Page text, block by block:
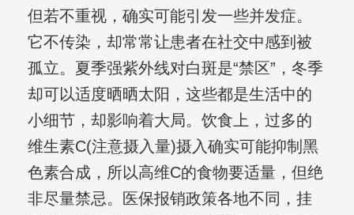
但若不重视，确实可能引发一些并发症。
它不传染，却常常让患者在社交中感到被
孤立。夏季强紫外线对白斑是“禁区”，冬季
却可以适度晒晒太阳，这些都是生活中的
小细节，却影响着大局。饮食上，过多的
维生素C(注意摄入量)摄入确实可能抑制黑
色素合成，所以高维C的食物要适量，但绝
非尽量禁忌。医保报销政策各地不同，挂